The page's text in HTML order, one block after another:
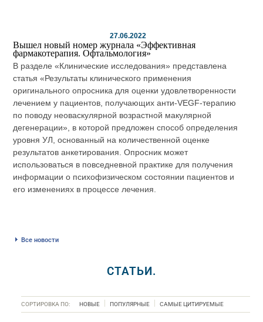
27.06.2022
Вышел новый номер журнала «Эффективная
фармакотерапия. Офтальмология»
В разделе «Клинические исследования» представлена
статья «Результаты клинического применения
оригинального опросника для оценки удовлетворенности
лечением у пациентов, получающих анти-VEGF-терапию
по поводу неоваскулярной возрастной макулярной
дегенерации», в которой предложен способ определения
уровня УЛ, основанный на количественной оценке
результатов анкетирования. Опросник может
использоваться в повседневной практике для получения
информации о психофизическом состоянии пациентов и
его изменениях в процессе лечения.
Все новости
СТАТЬИ.
СОРТИРОВКА ПО: НОВЫЕ ПОПУЛЯРНЫЕ САМЫЕ ЦИТИРУЕМЫЕ